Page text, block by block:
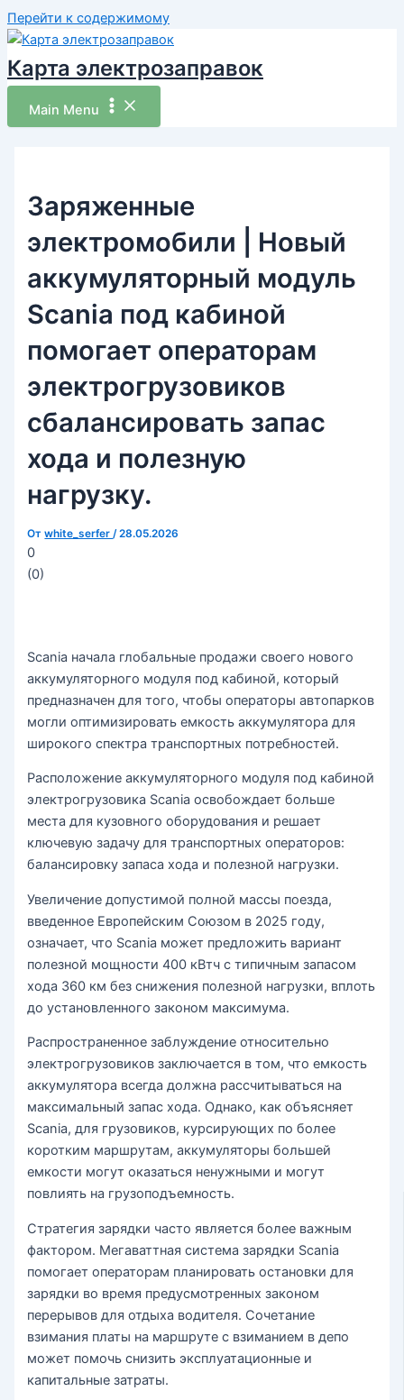
Перейти к содержимому
Карта электрозаправок
Main Menu
Заряженные
электромобили | Новый
аккумуляторный модуль
Scania под кабиной
помогает операторам
электрогрузовиков
сбалансировать запас
хода и полезную
нагрузку.
Отwhite_serfer/28.05.2026
0
(0)
Scania начала глобальные продажи своего нового
аккумуляторного модуля под кабиной, который
предназначен для того, чтобы операторы автопарков
могли оптимизировать емкость аккумулятора для
широкого спектра транспортных потребностей.
Расположение аккумуляторного модуля под кабиной
электрогрузовика Scania освобождает больше
места для кузовного оборудования и решает
ключевую задачу для транспортных операторов:
балансировку запаса хода и полезной нагрузки.
Увеличение допустимой полной массы поезда,
введенное Европейским Союзом в 2025 году,
означает, что Scania может предложить вариант
полезной мощности 400 кВтч с типичным запасом
хода 360 км без снижения полезной нагрузки, вплоть
до установленного законом максимума.
Распространенное заблуждение относительно
электрогрузовиков заключается в том, что емкость
аккумулятора всегда должна рассчитываться на
максимальный запас хода. Однако, как объясняет
Scania, для грузовиков, курсирующих по более
коротким маршрутам, аккумуляторы большей
емкости могут оказаться ненужными и могут
повлиять на грузоподъемность.
Стратегия зарядки часто является более важным
фактором. Мегаваттная система зарядки Scania
помогает операторам планировать остановки для
зарядки во время предусмотренных законом
перерывов для отдыха водителя. Сочетание
взимания платы на маршруте с взиманием в депо
может помочь снизить эксплуатационные и
капитальные затраты.